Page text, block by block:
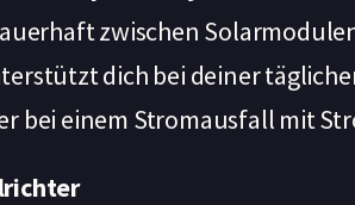
zwischen
dich bei deiner
bei einem Stromausfall mit